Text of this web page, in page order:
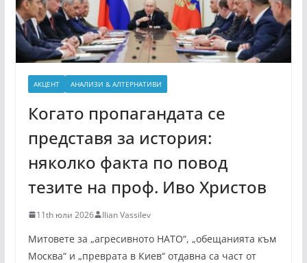
АКЦЕНТ АНАЛИЗИ & АЛТЕРНАТИВИ
Когато пропагандата се
представя за история:
няколко факта по повод
тезите на проф. Иво Христов
11th юли 2026 Ilian Vassilev
Митовете за „агресивното НАТО“, „обещанията към
Москва“ и „преврата в Киев“ отдавна са част от